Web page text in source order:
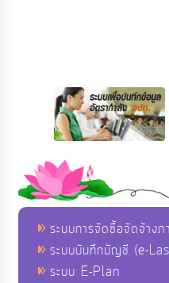
ระบบการจัดซื้อจัดจ้างภ
ระบบบันทึกบัญชี (e-
ระบบ E-Plan